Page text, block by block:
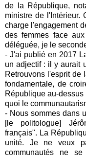
de la République,
ministre de l'Intérieur.
charge l'engagement
des femmes face
déléguée, je le
- J'ai publié en 2017
un adjectif : il y aurait
Retrouvons l'esprit de
fondamentale, de
République au-
quoi le
- Nous sommes dans
[le politologue]
français". La
unité. Je ne veux
communautés ne